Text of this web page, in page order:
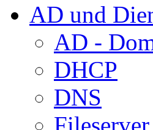
AD und
AD -
DHCP
DNS
Fileserver